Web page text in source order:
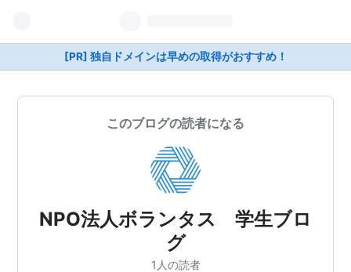
[PR] 独自ドメインは早めの取得がおすすめ！
このブログの読者になる
NPO法人ボランタス 学生ブロ
グ
1人の読者